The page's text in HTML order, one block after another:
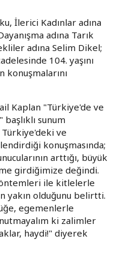
İlerici Kadınlar adına
adına Tarık
adına Selim Dikel;
104. yaşını
Kaplan "Türkiye'de ve
sunum
ve
konuşmasında;
arttığı, büyük
girdiğimize değindi.
ile kitlelerle
yakın olduğunu belirtti.
egemenlerle
ki zalimler
haydi!" diyerek